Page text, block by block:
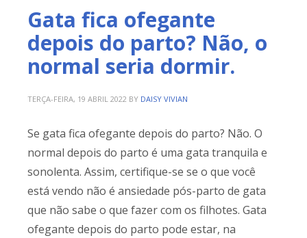
Gata fica ofegante
depois do parto? Não, o
normal seria dormir.
TERÇA-FEIRA, 19 ABRIL 2022 BY DAISY VIVIAN
Se gata fica ofegante depois do parto? Não. O
normal depois do parto é uma gata tranquila e
sonolenta. Assim, certifique-se se o que você
está vendo não é ansiedade pós-parto de gata
que não sabe o que fazer com os filhotes. Gata
ofegante depois do parto pode estar, na